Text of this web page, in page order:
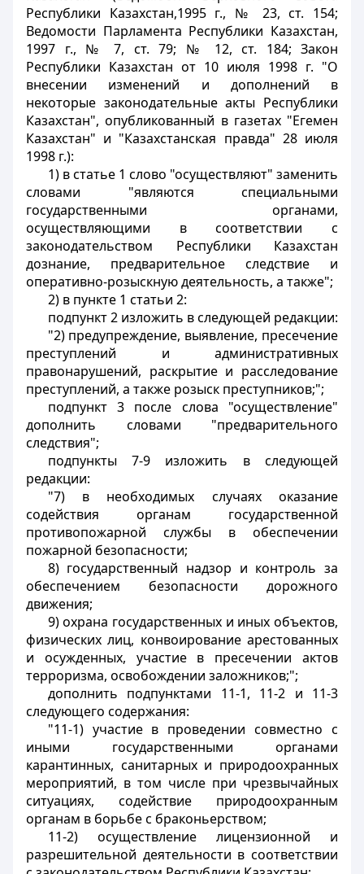
Республики Казахстан,1995 г., № 23, ст. 154;
Ведомости Парламента Республики Казахстан,
1997 г., № 7, ст. 79; № 12, ст. 184; Закон
Республики Казахстан от 10 июля 1998 г. "О
внесении изменений и дополнений в
некоторые законодательные акты Республики
Казахстан", опубликованный в газетах "Егемен
Казахстан" и "Казахстанская правда" 28 июля
1998 г.):
1) в статье 1 слово "осуществляют" заменить
словами "являются специальными
государственными органами,
осуществляющими в соответствии с
законодательством Республики Казахстан
дознание, предварительное следствие и
оперативно-розыскную деятельность, а также";
2) в пункте 1 статьи 2:
подпункт 2 изложить в следующей редакции:
"2) предупреждение, выявление, пресечение
преступлений и административных
правонарушений, раскрытие и расследование
преступлений, а также розыск преступников;";
подпункт 3 после слова "осуществление"
дополнить словами "предварительного
следствия";
подпункты 7-9 изложить в следующей
редакции:
"7) в необходимых случаях оказание
содействия органам государственной
противопожарной службы в обеспечении
пожарной безопасности;
8) государственный надзор и контроль за
обеспечением безопасности дорожного
движения;
9) охрана государственных и иных объектов,
физических лиц, конвоирование арестованных
и осужденных, участие в пресечении актов
терроризма, освобождении заложников;";
дополнить подпунктами 11-1, 11-2 и 11-3
следующего содержания:
"11-1) участие в проведении совместно с
иными государственными органами
карантинных, санитарных и природоохранных
мероприятий, в том числе при чрезвычайных
ситуациях, содействие природоохранным
органам в борьбе с браконьерством;
11-2) осуществление лицензионной и
разрешительной деятельности в соответствии